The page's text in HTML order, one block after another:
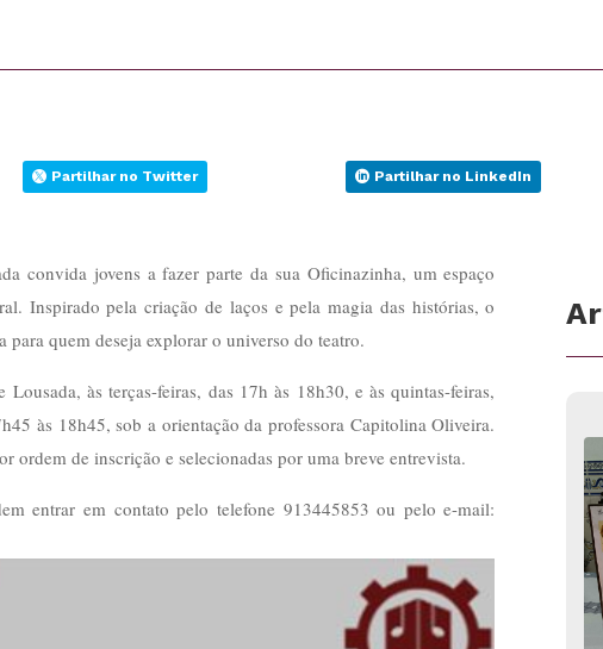
Partilhar no Twitter Partilhar no LinkedIn
convida jovens a fazer parte da sua Oficinazinha, um espaço
Inspirado pela criação de laços e pela magia das histórias, o
quem deseja explorar o universo do teatro.
às terças-feiras, das 17h às 18h30, e às quintas-feiras,
às 18h45, sob a orientação da professora Capitolina Oliveira.
ordem de inscrição e selecionadas por uma breve entrevista.
entrar em contato pelo telefone 913445853 ou pelo e-mail: